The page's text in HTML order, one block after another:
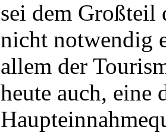
sei dem Großteil
nicht notwendig
allem der
heute auch, eine